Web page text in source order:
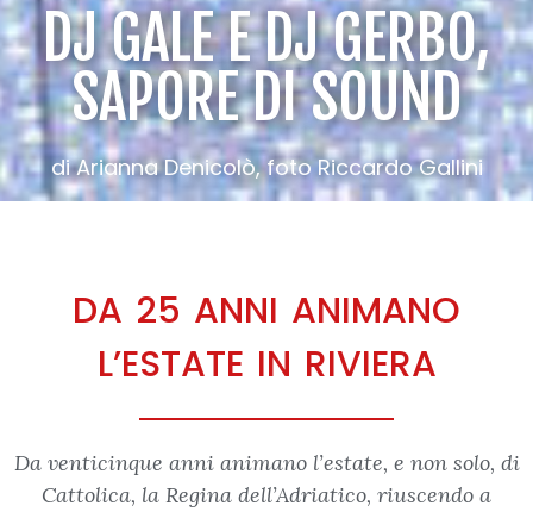
DJ GALE E DJ GERBO,
SAPORE DI SOUND
di Arianna Denicolò, foto Riccardo Gallini
DA 25 ANNI ANIMANO
L’ESTATE IN RIVIERA
Da venticinque anni animano l’estate, e non solo, di
Cattolica, la Regina dell’Adriatico, riuscendo a